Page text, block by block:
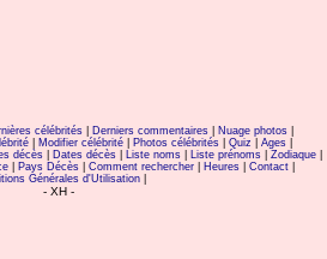
célébrités Derniers commentaires Nuage photos
| Modifier célébrité| Photos célébrités| Quiz Ages|
décès Dates décès Liste noms Liste prénoms Zodiaque
Pays Décès Comment rechercher Heures Contact
Générales d'Utilisation|
- XH -